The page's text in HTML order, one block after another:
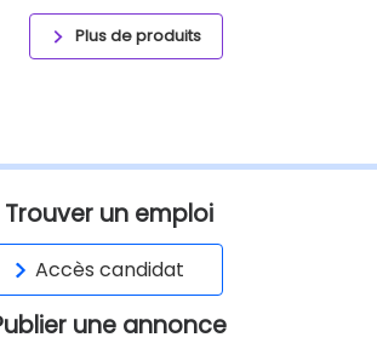
Plus de produits
Trouver un emploi
Accès candidat
une annonce